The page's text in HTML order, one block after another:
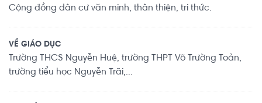
Cộng đồng dân cư văn minh, thân thiện, tri thức.
VỀ GIÁO DỤC
Trường THCS Nguyễn Huệ, trường THPT Võ Trường Toản,
trường tiểu học Nguyễn Trãi,...